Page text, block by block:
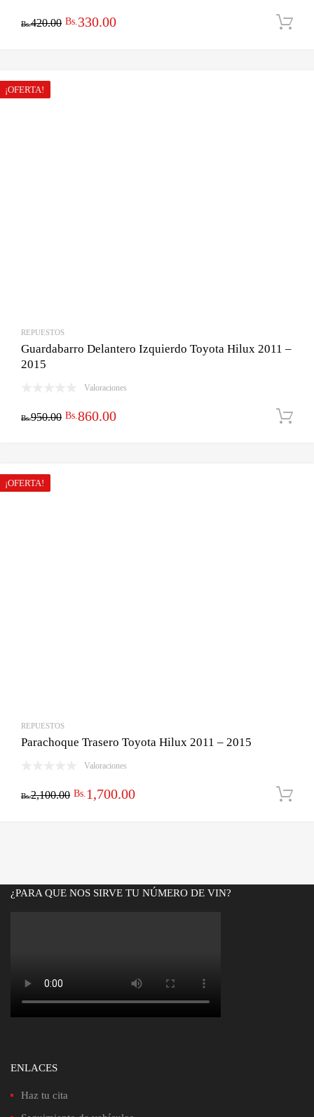
Bs.420.00 El
Bs.330.00El
¡OFERTA!
REPUESTOS
Guardabarro Delantero Izquierdo Toyota Hilux 2011 –
2015
Valoraciones
Bs.950.00 El
Bs. 860.00El
¡OFERTA!
REPUESTOS
Parachoque Trasero Toyota Hilux 2011 – 2015
Valoraciones
Bs.2,100.00 El
Bs.2,100.00.
Bs.1,700.00El
Bs.1,700.00.
¿PARA QUE NOS SIRVE TU NÚMERO DE VIN?
ENLACES
Haz tu cita